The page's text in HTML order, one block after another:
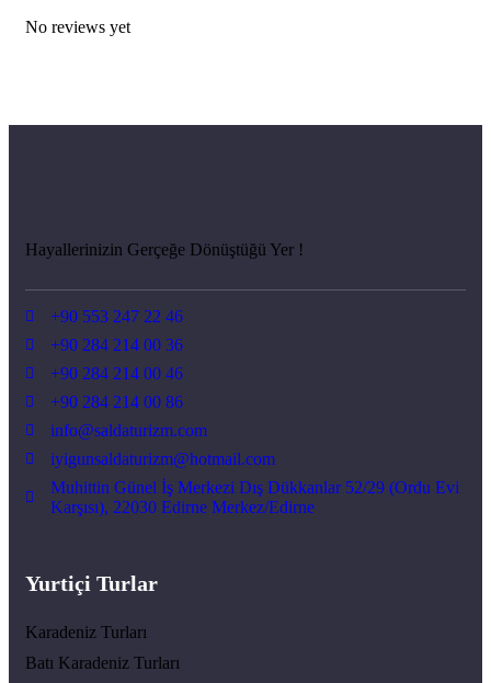
No reviews yet
Hayallerinizin Gerçeğe Dönüştüğü Yer !
+90 553 247 22 46
+90 284 214 00 36
+90 284 214 00 46
+90 284 214 00 86
info@saldaturizm.com
iyigunsaldaturizm@hotmail.com
Muhittin Günel İş Merkezi Dış Dükkanlar 52/29 (Ordu Evi
Karşısı), 22030 Edirne Merkez/Edirne
Yurtiçi Turlar
Karadeniz Turları
Batı Karadeniz Turları